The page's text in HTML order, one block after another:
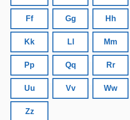
Ff Gg Hh
Kk Ll Mm
Pp Qq Rr
Uu Vv Ww
Zz